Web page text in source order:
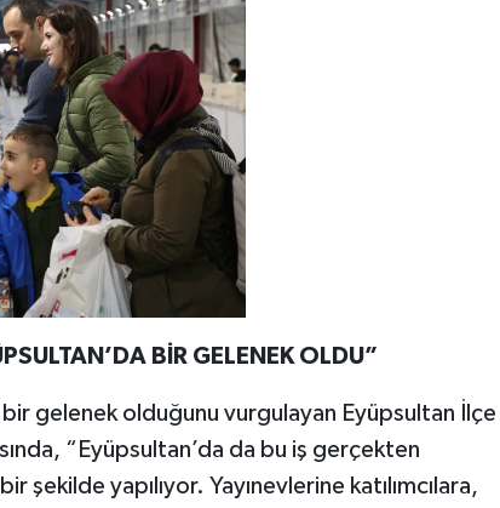
BİR GELENEK OLDU”
bir gelenek olduğunu vurgulayan Eyüpsultan İlçe
“Eyüpsultan’da da bu iş gerçekten
yapılıyor. Yayınevlerine katılımcılara,